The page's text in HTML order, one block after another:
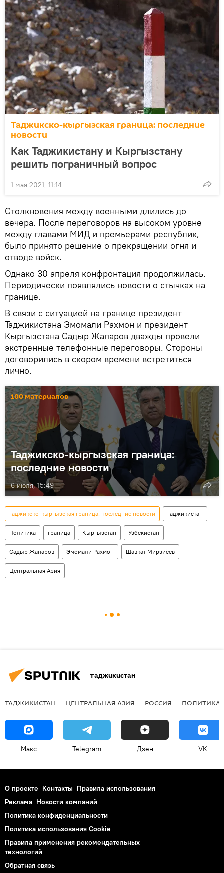
Таджикско-кыргызская граница: последние
новости
Как Таджикистану и Кыргызстану
решить пограничный вопрос
1 мая 2021, 11:14
Столкновения между военными длились до
вечера. После переговоров на высоком уровне
между главами МИД и премьерами республик,
было принято решение о прекращении огня и
отводе войск.
Однако 30 апреля конфронтация продолжилась.
Периодически появлялись новости о стычках на
границе.
В связи с ситуацией на границе президент
Таджикистана Эмомали Рахмон и президент
Кыргызстана Садыр Жапаров дважды провели
экстренные телефонные переговоры. Стороны
договорились в скором времени встретиться
лично.
100 материалов
Таджикско-кыргызская граница:
последние новости
6 июля, 15:49
Таджикско-кыргызская граница: последние новости Таджикистан
Политика граница Кыргызстан Узбекистан
Садыр Жапаров Эмомали Рахмон Шавкат Мирзиёев
Центральная Азия
Таджикистан
ТАДЖИКИСТАН ЦЕНТРАЛЬНАЯ АЗИЯ РОССИЯ ПОЛИТИКА
Макс Telegram Дзен VK
О проекте Контакты Правила использования
Реклама Новости компаний
Политика конфиденциальности
Политика использования Cookie
Правила применения рекомендательных
технологий
Обратная связь